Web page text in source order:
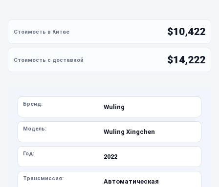
$10,422
$14,222
Бренд: Wuling
Модель: Wuling Xingchen
Год: 2022
Трансмиссия: Автоматическая